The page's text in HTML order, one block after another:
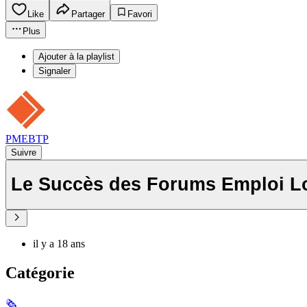
Like Partager
Favori
Plus
Ajouter à la playlist
Signaler
PMEBTP
Suivre
Le Succès des Forums Emploi
il y a 18 ans
Catégorie
🗞